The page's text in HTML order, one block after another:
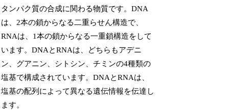
タンパク質の合成に関わる物質です。DNA
は、2本の鎖からなる二重らせん構造で、
RNAは、1本の鎖からなる一重鎖構造をして
います。DNAとRNAは、どちらもアデニ
ン、グアニン、シトシン、チミンの4種類の
塩基で構成されています。DNAとRNAは、
塩基の配列によって異なる遺伝情報を伝達し
ます。